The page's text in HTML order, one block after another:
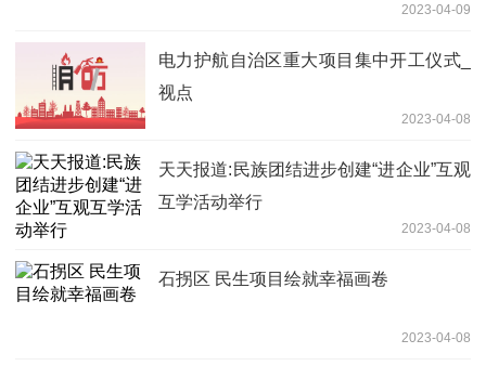
2023-04-09
电力护航自治区重大项目集中开工仪式_
视点
2023-04-08
天天报道:民族团结进步创建“进企业”互观
互学活动举行
2023-04-08
石拐区 民生项目绘就幸福画卷
2023-04-08